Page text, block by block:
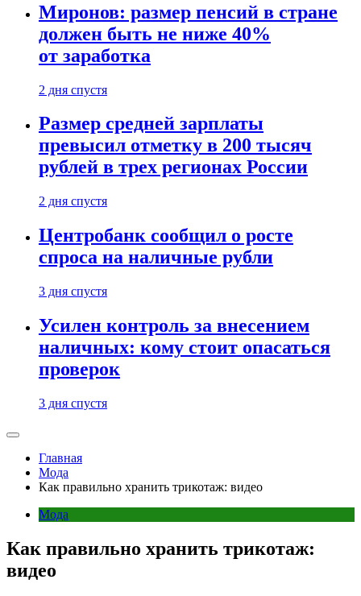
Миронов: размер пенсий в стране
должен быть не ниже 40%
от заработка
2 дня спустя
Размер средней зарплаты
превысил отметку в 200 тысяч
рублей в трех регионах России
2 дня спустя
Центробанк сообщил о росте
спроса на наличные рубли
3 дня спустя
Усилен контроль за внесением
наличных: кому стоит опасаться
проверок
3 дня спустя
Главная
Мода
Как правильно хранить трикотаж: видео
Мода
Как правильно хранить трикотаж:
видео